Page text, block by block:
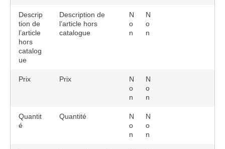
Descrip
tion de
l’article
hors
catalog
ue
Description de
l’article hors
catalogue
N
o
n
N
o
n
Prix Prix
N
o
n
N
o
n
Quantit
é
Quantité
N
o
n
N
o
n